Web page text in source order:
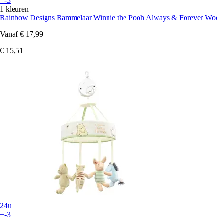
1 kleuren
Rainbow Designs Rammelaar Winnie the Pooh Always & Forever
Vanaf € 17,99
€ 15,51
24u
+-3